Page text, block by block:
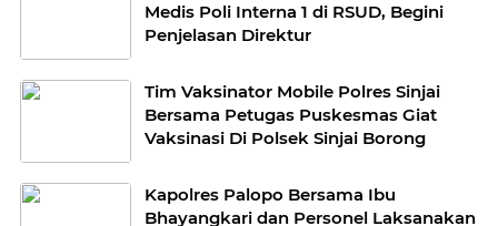
Medis Poli Interna 1 di RSUD, Begini
Penjelasan Direktur
Tim Vaksinator Mobile Polres Sinjai
Bersama Petugas Puskesmas Giat
Vaksinasi Di Polsek Sinjai Borong
Kapolres Palopo Bersama Ibu
Bhayangkari dan Personel Laksanakan